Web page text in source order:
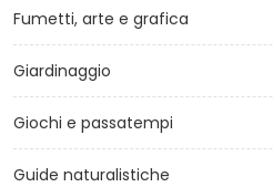
Fumetti, arte e grafica
Giardinaggio
Giochi e passatempi
Guide naturalistiche